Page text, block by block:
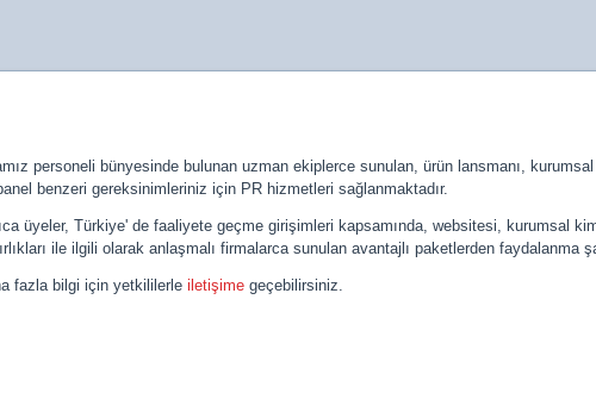
personeli bünyesinde bulunan uzman ekiplerce sunulan, ürün lansmanı,
benzeri gereksinimleriniz için PR hizmetleri sağlanmaktadır.
üyeler, Türkiye' de faaliyete geçme girişimleri kapsamında, websitesi, kurumsal
ile ilgili olarak anlaşmalı firmalarca sunulan avantajlı paketlerden faydalanma
fazla bilgi için yetkililerle iletişime geçebilirsiniz.